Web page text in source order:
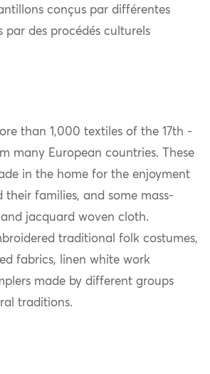
conçus par différentes
par des procédés culturels
than 1,000 textiles of the 17th -
many European countries. These
in the home for the enjoyment
their families, and some mass-
jacquard woven cloth.
traditional folk costumes,
fabrics, linen white work
made by different groups
traditions.